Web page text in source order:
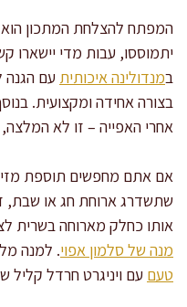
המפתח להצלחת המתכון הוא
יתמוססו, עבות מדי
במנדולינה איכותית עם הגנה
בצורה אחידה ומקצועית.
אחרי האפייה – זו לא
אם אתם מחפשים תוספת
שתשדרג ארוחת חג או שבת,
אותו כחלק מארוחה בשרית
מנה של סלמון אפוי. למנה
טעם עם ויניגרט חרדל קליל